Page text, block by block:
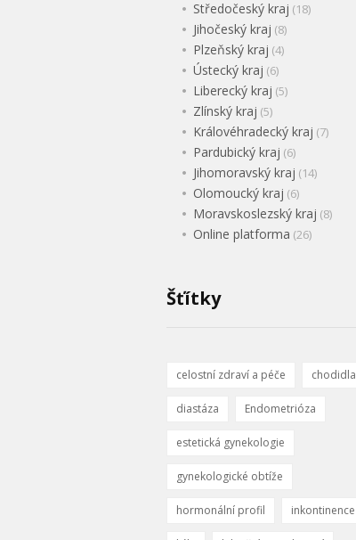
Středočeský kraj (18)
Jihočeský kraj (8)
Plzeňský kraj (4)
Ústecký kraj (6)
Liberecký kraj (5)
Zlínský kraj (5)
Královéhradecký kraj (7)
Pardubický kraj (6)
Jihomoravský kraj (14)
Olomoucký kraj (6)
Moravskoslezský kraj (8)
Online platforma (26)
Šťítky
celostní zdraví a péče chodidla
diastáza Endometrióza
estetická gynekologie
gynekologické obtíže
hormonální profil inkontinence